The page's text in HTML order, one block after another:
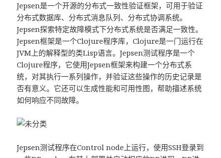
Jepsen是一个开源的分布式一致性验证框架，可用于验证
分布式数据库、分布式消息队列、分布式协调系统。
Jepsen探索特定故障模式下分布式系统是否满足一致性。
Jepsen框架是一个Clojure程序库，Clojure是一门运行在
JVM上的解释型的类Lisp语言。Jepsen测试程序是一个
Clojure程序，它使用Jepsen框架来构建一个分布式系
统，对其执行一系列操作，并验证这些操作的历史记录是
否有意义。它还可以生成性能和可用性图，帮助描述系统
如何响应不同故障。
Jepsen测试程序在Control node上运行，使用SSH登录到